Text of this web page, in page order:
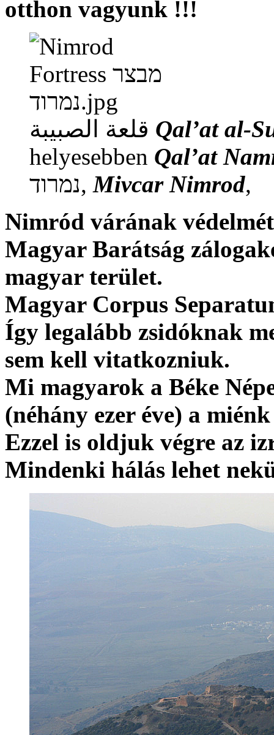
otthon vagyunk !!!
Qal’at al-
helyesebben Qal’at
נמרוד‎,Mivcar Nimrod,
Nimród várának
Magyar Barátság
magyar terület.
Magyar Corpus
Így legalább zsidóknak
sem kell vitatkozniuk.
Mi magyarok a Béke
(néhány ezer éve) a
Ezzel is oldjuk végre az
Mindenki hálás lehet